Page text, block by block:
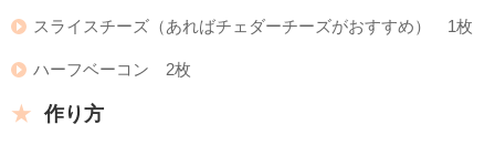
スライスチーズ（あればチェダーチーズがおすすめ） 1枚
ハーフベーコン 2枚
作り方